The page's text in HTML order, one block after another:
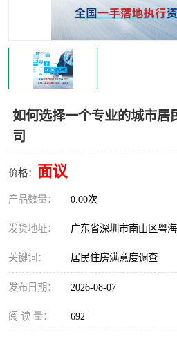
如何选择一个专业的城市居
司
价格： 面议
产品数量： 0.00次
发货地址： 广东省深圳市南山区粤
关键词： 居民住房满意度调查
发布日期： 2026-08-07
阅 读 量： 692